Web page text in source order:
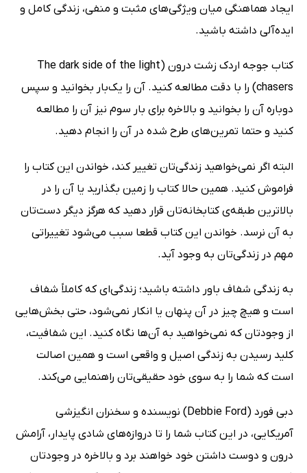
ایجاد هماهنگی میان ویژگى‌های مثبت و منفى، زندگى کامل و
ایده‌آلی داشته باشید.
کتاب جوجه اردک زشت درون (The dark side of the light
chasers) را با دقت مطالعه کنید. آن را یک‌بار بخوانید و سپس
دوباره آن را بخوانید و بالاخره براى بار سوم نیز آن را مطالعه
کنید و حتما تمرین‌هاى طرح شده در آن را انجام دهید.
البته اگر نمى‌خواهید زندگى‌تان تغییر کند، خواندن این کتاب را
فراموش کنید. همین حالا کتاب را زمین بگذارید یا آن را در
بالاترین طبقه‌ى کتابخانه‌تان قرار دهید که هرگز دیگر دست‌تان
به آن نرسد. خواندن این کتاب قطعا سبب مى‌شود تغییراتى
مهم در زندگى‌تان به‌ وجود آید.
به زندگى شفاف باور داشته باشید؛ زندگى‌اى که کاملاً شفاف
است و هیچ چیز در آن پنهان یا انکار نمى‌شود، حتى بخش‌هایى
از وجودتان که نمى‌خواهید به آن‌ها نگاه کنید. این شفافیت،
کلید رسیدن به زندگى اصیل و واقعى است و همین اصالت
است که شما را به ‌سوى خود حقیقى‌تان راهنمایى مى‌کند.
دبی فورد (Debbie Ford) نویسنده و سخنران انگیزشی
آمریکایی، در این کتاب شما را تا دروازه‌هاى شادى پایدار، آرامش
درون و دوست داشتن خود خواهند برد و بالاخره در وجودتان